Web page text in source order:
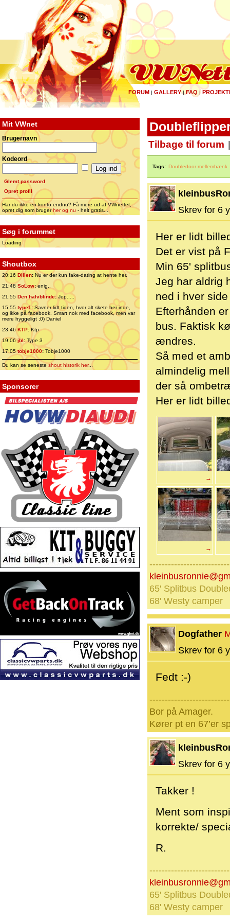
FORUM | GALLERY|FAQ |
Mit VWnet
Brugernavn
Kodeord
Glemt password
Opret profil
Har du ikke en konto endnu? Få mere ud af VWnettet,
opret dig som brugerher og nu - helt gratis...
Søg i forummet
Loading
Shoutbox
20:16 Dillen: Nu er der kun fake-dating at hente her.
21:48 SoLow:enig..
21:55 Den halvblinde:Jep.....
15:55 type1:Savner lidt tiden, hvor alt skete her inde,
og ikke på facebook. Smart nok med facebook, men var
mere hyggeligt ;0) Daniel
23:46 KTP:Ktp
19:06jbl:Type 3
17:05tobje1000: Tobje1000
Du kan se senesteshout historik her...
Sponsorer
Tilbage til forum
Tags: Doubledoor mellembænk
Skrev for 6
Her er lidt
Det er vist på
Min 65'
Jeg har aldrig
ned i hver
Efterhånden
bus. Faktisk
ændres.
Så med et
almindelig
der så
Her er lidt
→
→
65' Splitbus
68' Westy camper
Dogfather
Skrev for 6
Fedt :-)
Bor på Amager.
Kører pt en 67’er
Skrev for 6
Takker !
Ment som
korrekte/
R.
65' Splitbus
68' Westy camper